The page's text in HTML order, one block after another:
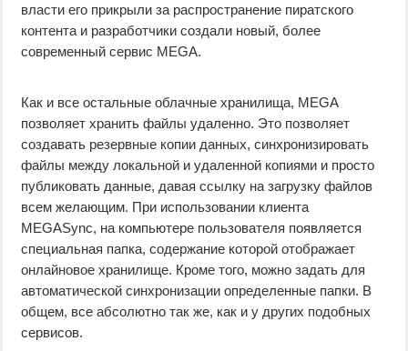
власти его прикрыли за распространение пиратского
контента и разработчики создали новый, более
современный сервис MEGA.
Как и все остальные облачные хранилища, MEGA
позволяет хранить файлы удаленно. Это позволяет
создавать резервные копии данных, синхронизировать
файлы между локальной и удаленной копиями и просто
публиковать данные, давая ссылку на загрузку файлов
всем желающим. При использовании клиента
MEGASync, на компьютере пользователя появляется
специальная папка, содержание которой отображает
онлайновое хранилище. Кроме того, можно задать для
автоматической синхронизации определенные папки. В
общем, все абсолютно так же, как и у других подобных
сервисов.